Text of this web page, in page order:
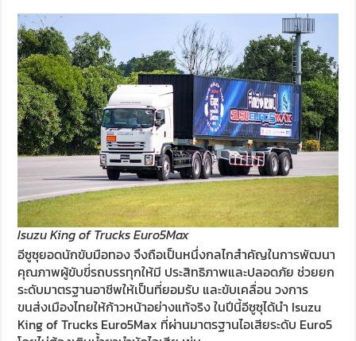
Isuzu King of Trucks Euro5Max
อีซูซุยอดนักขับมือทอง จึงถือเป็นหนึ่งกลไกสำคัญในการพัฒนา
คุณภาพผู้ขับขี่รถบรรทุกให้มี ประสิทธิภาพและปลอดภัย ช่วยยก
ระดับมาตรฐานอาชีพให้เป็นที่ยอมรับ และขับเคลื่อน วงการ
ขนส่งเมืองไทยให้ก้าวหน้าอย่างแท้จริง ในปีนี้อีซูซุได้นำ Isuzu
King of Trucks Euro5Max ที่ผ่านมาตรฐานไอเสียระดับ Euro5